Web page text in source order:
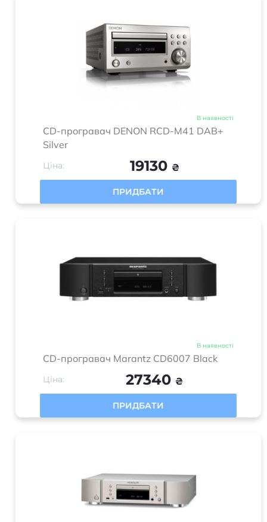
В наявності
CD-програвач DENON RCD-M41 DAB+
Silver
Ціна: 19130 ₴
ПРИДБАТИ
В наявності
CD-програвач Marantz CD6007 Black
Ціна: 27340 ₴
ПРИДБАТИ